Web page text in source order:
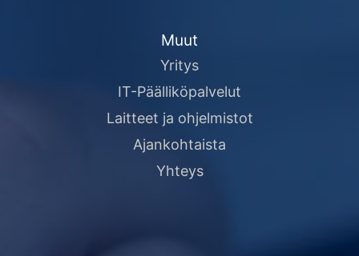
Muut
Yritys
IT-Päälliköpalvelut
Laitteet ja ohjelmistot
Ajankohtaista
Yhteys